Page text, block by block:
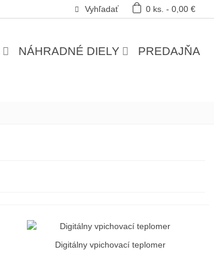
Vyhľadať 0 ks. - 0,00 €
NÁHRADNÉ DIELY PREDAJŇA
Vložiť do košíka
Digitálny vpichovací teplomer